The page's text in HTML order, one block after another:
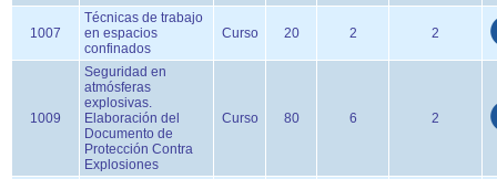
1007
Técnicas de trabajo
en espacios
confinados
Curso 20 2 2
1009
Seguridad en
atmósferas
explosivas.
Elaboración del
Documento de
Protección Contra
Explosiones
Curso 80 6 2